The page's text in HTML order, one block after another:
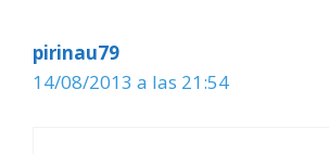
pirinau79
14/08/2013 a las 21:54